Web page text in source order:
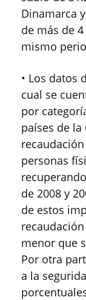
Dinamarca
de más de
mismo
• Los datos
cual se
por
países de la
personas
de 2008 y
de estos
menor que
Por otra
a la